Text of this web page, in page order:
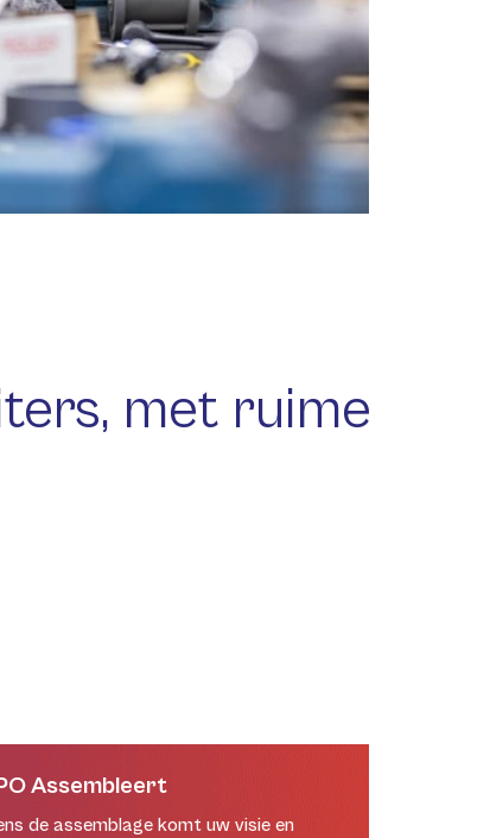
met ruime
Assembleert
de assemblage komt uw visie en